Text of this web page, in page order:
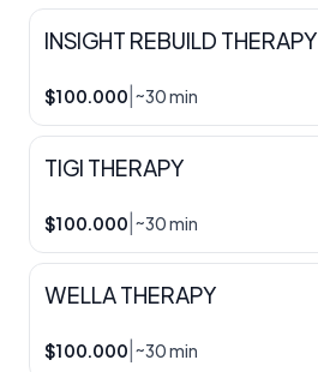
INSIGHT REBUILD THERAPY
$100.000 ~30 min
TIGI THERAPY
$100.000 ~30 min
WELLA THERAPY
$100.000 ~30 min